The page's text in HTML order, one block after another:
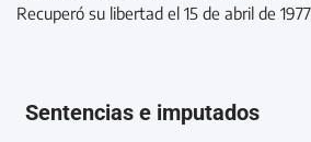
Recuperó su libertad el 15 de abril de
Sentencias e imputados